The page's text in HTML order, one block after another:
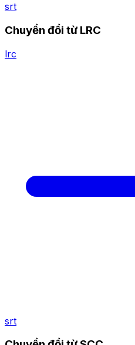
srt
Chuyển đổi từ LRC
lrc
srt